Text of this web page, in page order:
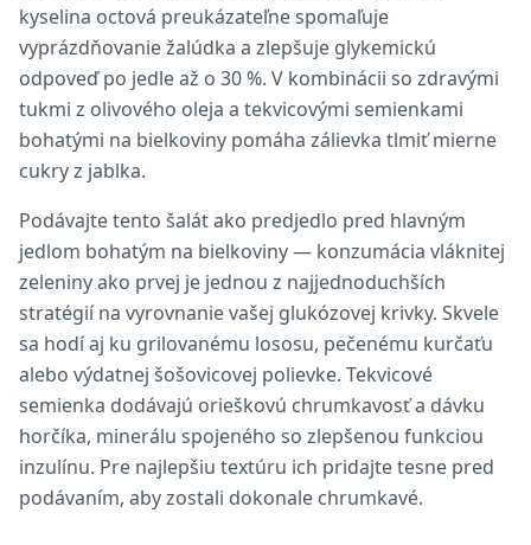
kyselina octová preukázateľne spomaľuje
vyprázdňovanie žalúdka a zlepšuje glykemickú
odpoveď po jedle až o 30 %. V kombinácii so zdravými
tukmi z olivového oleja a tekvicovými semienkami
bohatými na bielkoviny pomáha zálievka tlmiť mierne
cukry z jablka.
Podávajte tento šalát ako predjedlo pred hlavným
jedlom bohatým na bielkoviny — konzumácia vláknitej
zeleniny ako prvej je jednou z najjednoduchších
stratégií na vyrovnanie vašej glukózovej krivky. Skvele
sa hodí aj ku grilovanému lososu, pečenému kurčaťu
alebo výdatnej šošovicovej polievke. Tekvicové
semienka dodávajú orieškovú chrumkavosť a dávku
horčíka, minerálu spojeného so zlepšenou funkciou
inzulínu. Pre najlepšiu textúru ich pridajte tesne pred
podávaním, aby zostali dokonale chrumkavé.